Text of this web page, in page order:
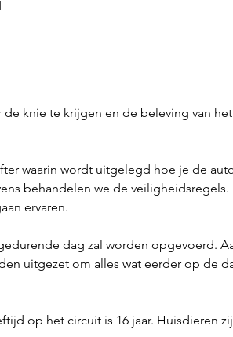
knie te krijgen en de beleving van het
waarin wordt uitgelegd hoe je de
behandelen we de veiligheidsregels.
ervaren.
dag zal worden opgevoerd.
uitgezet om alles wat eerder op de
op het circuit is 16 jaar. Huisdieren